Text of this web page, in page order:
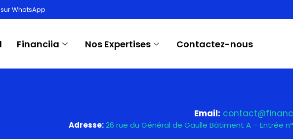
WhatsApp
Financiia Nos Expertises Contactez-nous
Development
Email:
Adresse:26 rue du Général de Gaulle Bâtiment A – Entrée